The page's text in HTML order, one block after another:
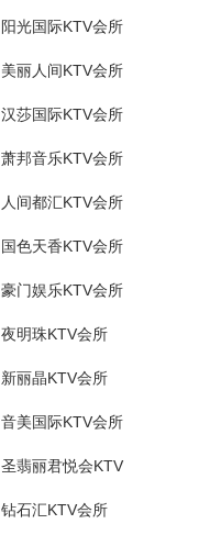
阳光国际KTV会所
美丽人间KTV会所
汉莎国际KTV会所
萧邦音乐KTV会所
人间都汇KTV会所
国色天香KTV会所
豪门娱乐KTV会所
夜明珠KTV会所
新丽晶KTV会所
音美国际KTV会所
圣翡丽君悦会KTV
钻石汇KTV会所